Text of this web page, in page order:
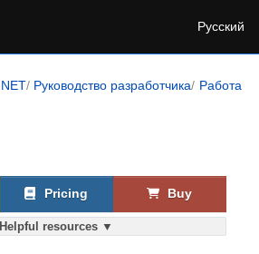
Русский
.NET Руководство разработчика Работа с
Helpful resources ▼
Pricing Buy